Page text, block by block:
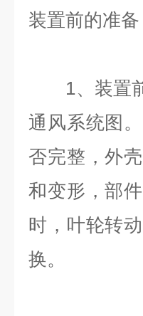
装置前的准备
1、装置前
通风系统图
否完整，外
和变形，部
时，叶轮转
换。